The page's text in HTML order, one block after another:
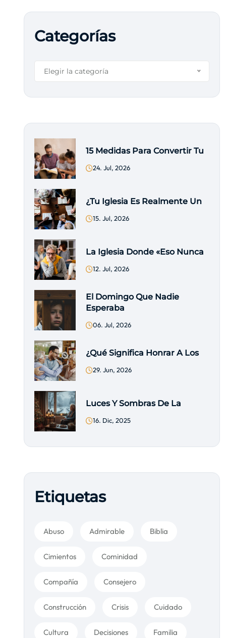
Categorías
Elegir la categoría
15 Medidas Para Convertir Tu
24. Jul, 2026
¿Tu Iglesia Es Realmente Un
15. Jul, 2026
La Iglesia Donde «eso Nunca
12. Jul, 2026
El Domingo Que Nadie
Esperaba
06. Jul, 2026
¿Qué Significa Honrar A Los
29. Jun, 2026
Luces Y Sombras De La
16. Dic, 2025
Etiquetas
Abuso Admirable Biblia
Cimientos Cominidad
Compañía Consejero
Construcción Crisis Cuidado
Cultura Decisiones Familia